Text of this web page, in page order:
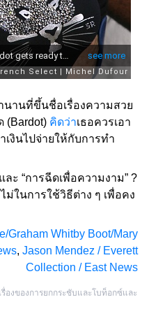
นานที่ขึ้นชื่อเรื่องความสวย
(Bardot) คิดว่าเธอควรเอา
เงินไปจ่ายให้กับการทำ
ะ “การฉีดเพื่อความงาม” ?
ในการใช้วิธีต่าง ๆ เพื่อคง
Graham Whitby Boot/Mary
, Jason Mendez / Everett
Collection / East News
องของการยกกระชับและโบท็อกซ์และ